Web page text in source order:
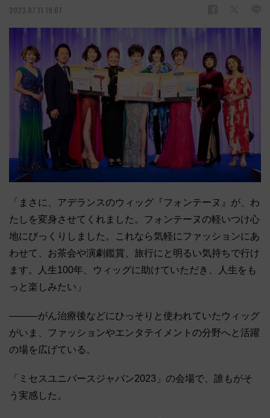
2023.07.11 19:07
「まさに、アデランスのウィッグ『フォンテーヌ』が、わ
たしを変身させてくれました。フォンテーヌの軽いつけ心
地にびっくりしました。これなら気軽にファッションにあ
わせて、お茶会や演劇鑑賞、旅行にと明るい気持ちで行け
ます。人生100年、ウィッグに助けていただき、人生をも
っと楽しみたい」
―――がん治療後などにひっそりと使われていたウィッグ
がいま、ファッションやエンタテイメントの分野へと活躍
の場を広げている。
「ミセスユニバースジャパン2023」の会場で、誰もがそ
う実感した。